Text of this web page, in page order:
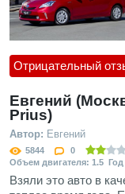
Отрицательный
Евгений
Prius)
Автор: Евгений
5844 0
Объем двигателя: 1.5 Год
Взяли это авто в